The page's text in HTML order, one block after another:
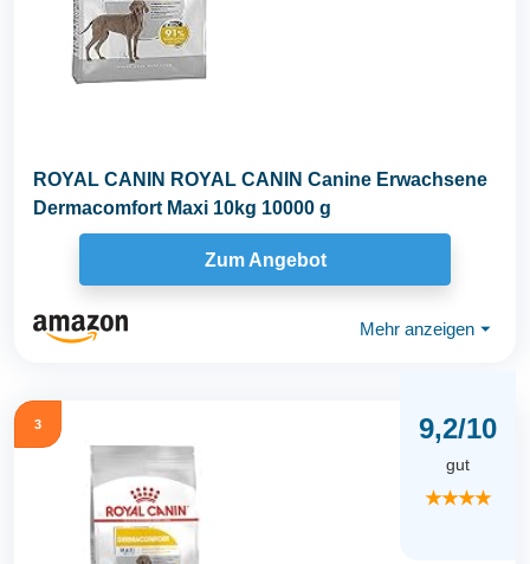
ROYAL CANIN ROYAL CANIN Canine Erwachsene
Dermacomfort Maxi 10kg 10000 g
Zum Angebot
Mehr anzeigen ⏷
3 9,2/10
gut
★★★★